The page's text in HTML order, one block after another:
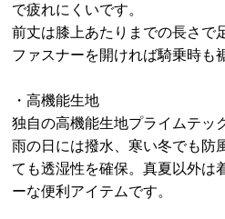
で疲れにくいです。
前丈は膝上あたりまでの長さで
ファスナーを開ければ騎乗時も
・高機能生地
独自の高機能生地プライムテッ
雨の日には撥水、寒い冬でも防
ても透湿性を確保。真夏以外は
ーな便利アイテムです。